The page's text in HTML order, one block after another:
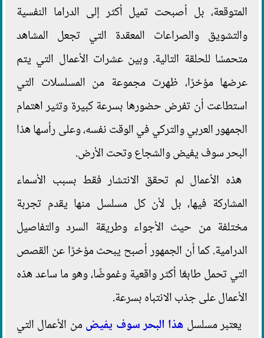
المتوقعة، بل أصبحت تميل أكثر إلى الدراما النفسية
والتشويق والصراعات المعقدة التي تجعل المشاهد
متحمسًا للحلقة التالية. وبين عشرات الأعمال التي يتم
عرضها مؤخرًا، ظهرت مجموعة من المسلسلات التي
استطاعت أن تفرض حضورها بسرعة كبيرة وتثير اهتمام
الجمهور العربي والتركي في الوقت نفسه، وعلى رأسها هذا
البحر سوف يفيض والشجاع وتحت الأرض.
هذه الأعمال لم تحقق الانتشار فقط بسبب الأسماء
المشاركة فيها، بل لأن كل مسلسل منها يقدم تجربة
مختلفة من حيث الأجواء وطريقة السرد والتفاصيل
الدرامية. كما أن الجمهور أصبح يبحث مؤخرًا عن القصص
التي تحمل طابعًا أكثر واقعية وغموضًا، وهو ما ساعد هذه
الأعمال على جذب الانتباه بسرعة.
يعتبر مسلسل هذا البحر سوف يفيضمن الأعمال التي